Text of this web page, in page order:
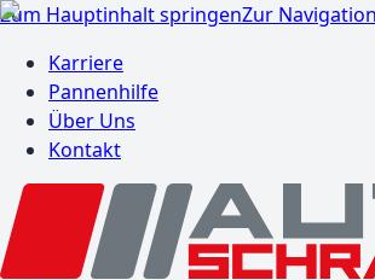
Zum Hauptinhalt springenZur
Karriere
Pannenhilfe
Über Uns
Kontakt